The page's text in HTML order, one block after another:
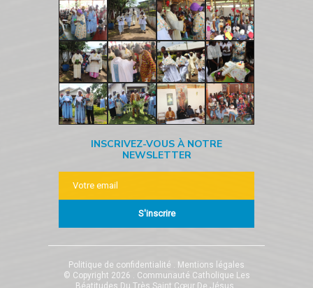
INSCRIVEZ-VOUS À NOTRE
NEWSLETTER
S'inscrire
Politique de confidentialité
Mentions légales
© Copyright 2026 . Communauté Catholique Les
Béatitudes Du Très Saint Cœur De Jésus .